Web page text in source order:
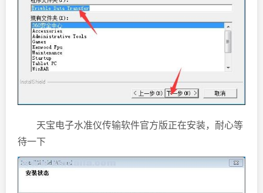
天宝电子水准仪传输软件官方版正在安装，耐心等
待一下